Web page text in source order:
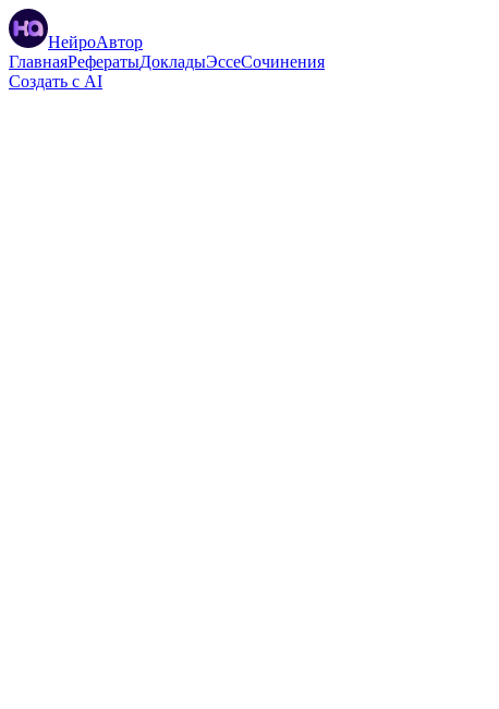
НейроАвтор
ГлавнаяРефератыДокладыЭссеСочинения
Создать с AI